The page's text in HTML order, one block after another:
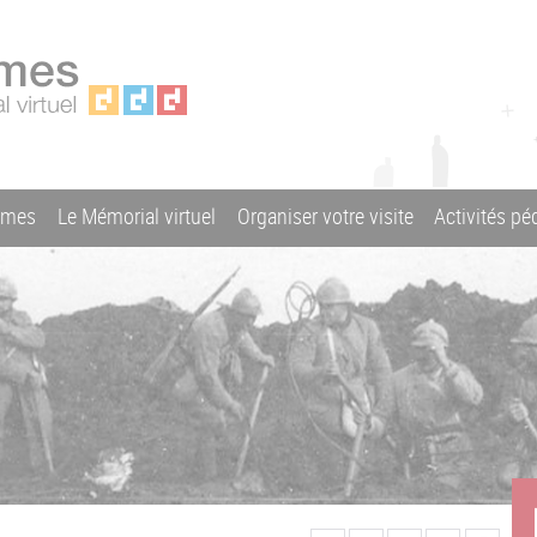
Le Mémorial virtuel Organiser votre visite Activités